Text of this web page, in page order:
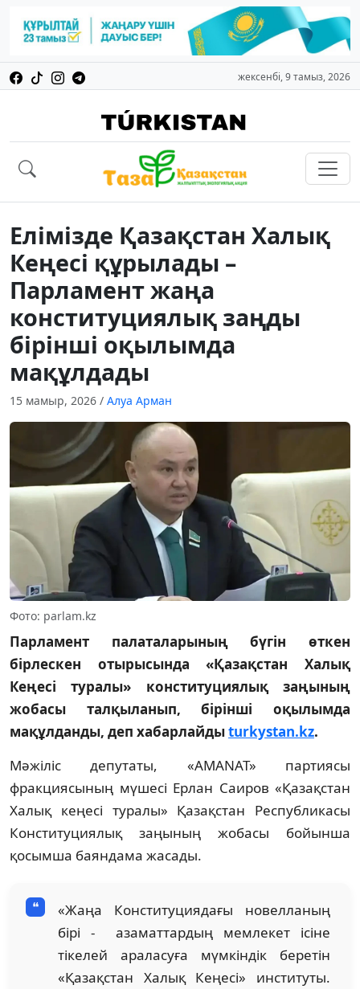
жексенбі, 9 тамыз, 2026
Елімізде Қазақстан Халық
Кеңесі құрылады –
Парламент жаңа
конституциялық заңды
бірінші оқылымда
мақұлдады
15 мамыр, 2026 / Алуа Арман
Фото: parlam.kz
Парламент палаталарының бүгін өткен
бірлескен отырысында «Қазақстан Халық
Кеңесі туралы» конституциялық заңының
жобасы талқыланып, бірінші оқылымда
мақұлданды, деп хабарлайдыturkystan.kz.
Мәжіліс депутаты, «AMANAT» партиясы
фракциясының мүшесі Ерлан Саиров «Қазақстан
Халық кеңесі туралы» Қазақстан Республикасы
Конституциялық заңының жобасы бойынша
қосымша баяндама жасады.
«Жаңа Конституциядағы новелланың
бірі - азаматтардың мемлекет ісіне
тікелей араласуға мүмкіндік беретін
«Қазақстан Халық Кеңесі» институты.